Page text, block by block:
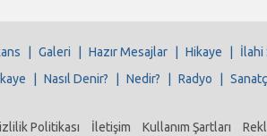
Galeri Hazır Mesajlar Hikaye İlahi
Nasıl Denir? Nedir? Radyo
Politikası İletişim Kullanım Şartları